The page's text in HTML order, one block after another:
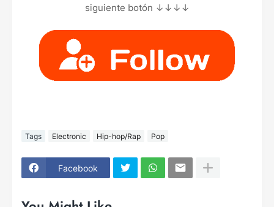
siguiente botón ↓↓↓↓
Tags Electronic Hip-hop/Rap Pop
Facebook